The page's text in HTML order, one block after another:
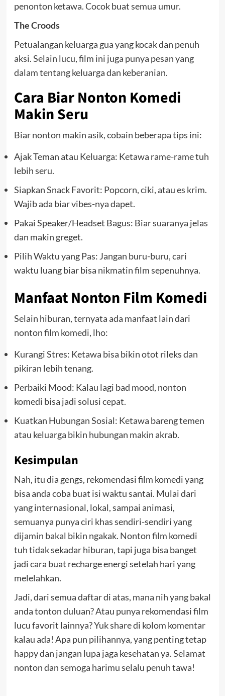
penonton ketawa. Cocok buat semua umur.
The Croods
Petualangan keluarga gua yang kocak dan penuh
aksi. Selain lucu, film ini juga punya pesan yang
dalam tentang keluarga dan keberanian.
Cara Biar Nonton Komedi
Makin Seru
Biar nonton makin asik, cobain beberapa tips ini:
Ajak Teman atau Keluarga: Ketawa rame-rame tuh
lebih seru.
Siapkan Snack Favorit: Popcorn, ciki, atau es krim.
Wajib ada biar vibes-nya dapet.
Pakai Speaker/Headset Bagus: Biar suaranya jelas
dan makin greget.
Pilih Waktu yang Pas: Jangan buru-buru, cari
waktu luang biar bisa nikmatin film sepenuhnya.
Manfaat Nonton Film Komedi
Selain hiburan, ternyata ada manfaat lain dari
nonton film komedi, lho:
Kurangi Stres: Ketawa bisa bikin otot rileks dan
pikiran lebih tenang.
Perbaiki Mood: Kalau lagi bad mood, nonton
komedi bisa jadi solusi cepat.
Kuatkan Hubungan Sosial: Ketawa bareng temen
atau keluarga bikin hubungan makin akrab.
Kesimpulan
Nah, itu dia gengs, rekomendasi film komedi yang
bisa anda coba buat isi waktu santai. Mulai dari
yang internasional, lokal, sampai animasi,
semuanya punya ciri khas sendiri-sendiri yang
dijamin bakal bikin ngakak. Nonton film komedi
tuh tidak sekadar hiburan, tapi juga bisa banget
jadi cara buat recharge energi setelah hari yang
melelahkan.
Jadi, dari semua daftar di atas, mana nih yang bakal
anda tonton duluan? Atau punya rekomendasi film
lucu favorit lainnya? Yuk share di kolom komentar
kalau ada! Apa pun pilihannya, yang penting tetap
happy dan jangan lupa jaga kesehatan ya. Selamat
nonton dan semoga harimu selalu penuh tawa!